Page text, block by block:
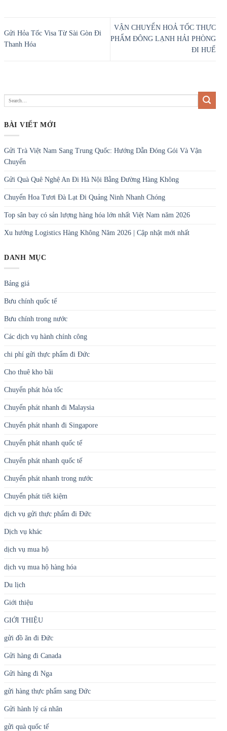
Gửi Hỏa Tốc Visa Từ Sài Gòn Đi
Thanh Hóa
VẬN CHUYỂN HOẢ TỐC THỰC
PHẨM ĐÔNG LẠNH HẢI PHÒNG
ĐI HUẾ
BÀI VIẾT MỚI
Gửi Trà Việt Nam Sang Trung Quốc: Hướng Dẫn Đóng Gói Và Vận
Chuyển
Gửi Quà Quê Nghệ An Đi Hà Nội Bằng Đường Hàng Không
Chuyển Hoa Tươi Đà Lạt Đi Quảng Ninh Nhanh Chóng
Top sân bay có sản lượng hàng hóa lớn nhất Việt Nam năm 2026
Xu hướng Logistics Hàng Không Năm 2026 | Cập nhật mới nhất
DANH MỤC
Bảng giá
Bưu chính quốc tế
Bưu chính trong nước
Các dịch vụ hành chính công
chi phí gửi thực phẩm đi Đức
Cho thuê kho bãi
Chuyển phát hỏa tốc
Chuyển phát nhanh đi Malaysia
Chuyển phát nhanh đi Singapore
Chuyển phát nhanh quốc tế
Chuyển phát nhanh quốc tế
Chuyển phát nhanh trong nước
Chuyển phát tiết kiệm
dịch vụ gửi thực phẩm đi Đức
Dịch vụ khác
dịch vụ mua hộ
dịch vụ mua hộ hàng hóa
Du lịch
Giới thiệu
GIỚI THIỆU
gửi đồ ăn đi Đức
Gửi hàng đi Canada
Gửi hàng đi Nga
gửi hàng thực phẩm sang Đức
Gửi hành lý cá nhân
gửi quà quốc tế